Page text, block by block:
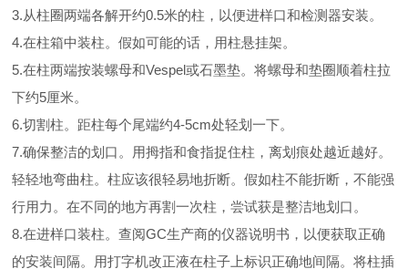
3.从柱圈两端各解开约0.5米的柱，以便进样口和检测器安装。
4.在柱箱中装柱。假如可能的话，用柱悬挂架。
5.在柱两端按装螺母和Vespel或石墨垫。将螺母和垫圈顺着柱拉
下约5厘米。
6.切割柱。距柱每个尾端约4-5cm处轻划一下。
7.确保整洁的划口。用拇指和食指捉住柱，离划痕处越近越好。
轻轻地弯曲柱。柱应该很轻易地折断。假如柱不能折断，不能强
行用力。在不同的地方再割一次柱，尝试获是整洁地划口。
8.在进样口装柱。查阅GC生产商的仪器说明书，以便获取正确
的安装间隔。用打字机改正液在柱子上标识正确地间隔。将柱插